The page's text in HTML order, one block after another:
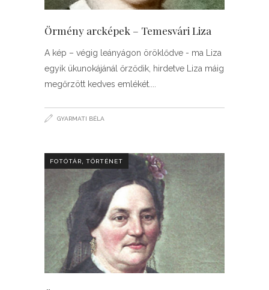
Örmény arcképek – Temesvári Liza
A kép – végig leányágon öröklődve - ma Liza
egyik ükunokájánál őrződik, hirdetve Liza máig
megőrzött kedves emlékét.
GYARMATI BÉLA
FOTÓTÁR TÖRTÉNET